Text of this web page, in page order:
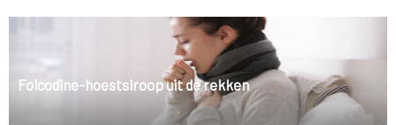
Folcodine-hoestsiroop uit de rekken